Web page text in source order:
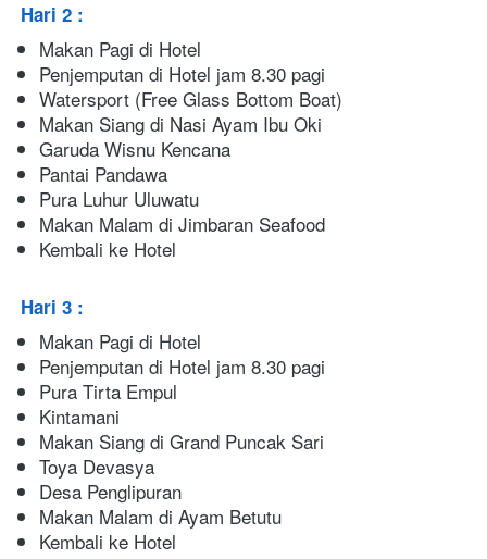
Hari 2 :
Makan Pagi di Hotel
Penjemputan di Hotel jam 8.30 pagi
Watersport (Free Glass Bottom Boat)
Makan Siang di Nasi Ayam Ibu Oki
Garuda Wisnu Kencana
Pantai Pandawa
Pura Luhur Uluwatu
Makan Malam di Jimbaran Seafood
Kembali ke Hotel
Hari 3 :
Makan Pagi di Hotel
Penjemputan di Hotel jam 8.30 pagi
Pura Tirta Empul
Kintamani
Makan Siang di Grand Puncak Sari
Toya Devasya
Desa Penglipuran
Makan Malam di Ayam Betutu
Kembali ke Hotel